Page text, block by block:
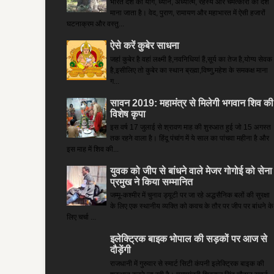
भारत देश को योग, ध्यान, अध्यात्म, रहस्य और चमत्कारों का देश
माना जाता है। वेद, पुराण, रामायण और महाभारत में ऐसी हजारों
घटनाक्रम और वस्तु...
ऐसे करें कुबेर साधना
जहां कुबेर है­ वहां लक्ष्मी है,नवनिधियां हैं,सूर्य का तेज है,योग्य सेवक
है,इसीलिए तो कुबेर का स्थान ब्रह्मा,विष्णु,महेश के समकक्ष माना
ग...
सावन 2019: महामंत्र से मिलेगी भगवान शिव की
विशेष कृपा
इस वर्ष 17 जुलाई से श्रावण माह की शुरुआत हुई जो 15 अगस्त
तक रहने वाला है। हिंदू पंचांग में ये साल का पांचवा महीना है और
इस माह में शिव की...
युवक को जीप से बांधने वाले मेजर गोगोई को सेना
प्रमुख ने किया सम्‍मानित
जम्मू-कश्मीर में चुनाव ड्यूटी पर जा रहे अद्धसैनिक बलों की सुरक्षा
के लिए एक स्थानीय व्यक्ति को कवच के तौर पर जीप पर बांधने के
लिए चर्चा ...
इलेक्ट्रिक बाइक भोपाल की सड़कों पर आज से
दौड़ेंगी
राजधानी में गुरुवार से स्मार्ट सिटी कंपनी इलेक्ट्रिक बाइक की